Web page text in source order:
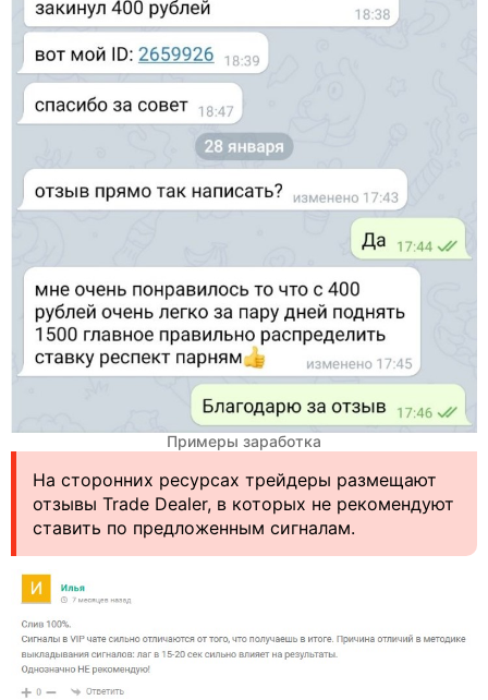
Примеры заработка
На сторонних ресурсах трейдеры размещают
отзывы Trade Dealer, в которых не рекомендуют
ставить по предложенным сигналам.